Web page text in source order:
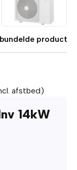
producten
afstbed)
14kW